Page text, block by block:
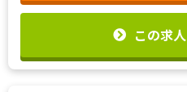
この求